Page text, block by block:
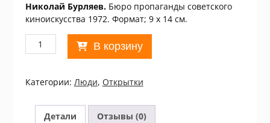
Николай Бурляев.Бюро пропаганды советского
киноискусства 1972. Формат; 9 х 14 см.
Количество
товара
1972.
Николай
Бурляев
/p102
В корзину
Категории: Люди, Открытки
Детали Отзывы (0)